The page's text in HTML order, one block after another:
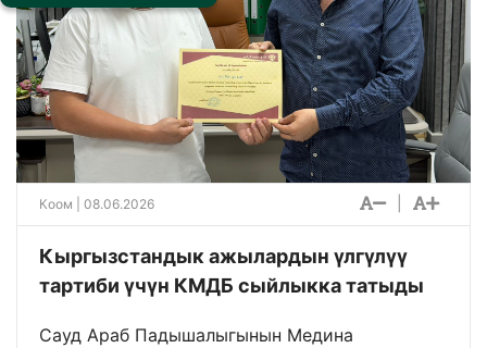
Коом | 08.06.2026
Кыргызстандык ажылардын үлгүлүү
тартиби үчүн КМДБ сыйлыкка татыды
Сауд Араб Падышалыгынын Медина